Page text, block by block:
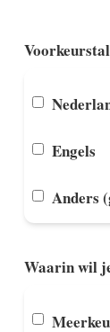
Engels
Anders
Waarin wil